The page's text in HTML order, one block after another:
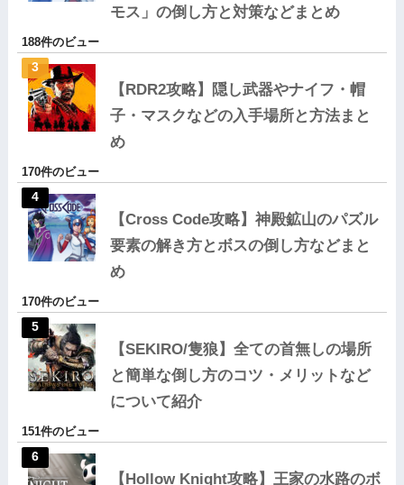
モス」の倒し方と対策などまとめ
188件のビュー
【RDR2攻略】隠し武器やナイフ・帽
子・マスクなどの入手場所と方法まと
め
170件のビュー
【Cross Code攻略】神殿鉱山のパズル
要素の解き方とボスの倒し方などまと
め
170件のビュー
【SEKIRO/隻狼】全ての首無しの場所
と簡単な倒し方のコツ・メリットなど
について紹介
151件のビュー
【Hollow Knight攻略】王家の水路のボ